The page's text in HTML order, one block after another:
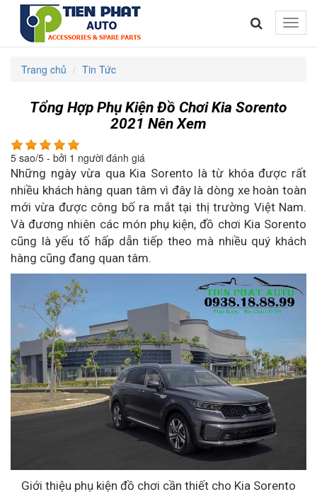
Toggle
Trang chủ Tin Tức
Tổng Hợp Phụ Kiện Đồ Chơi Kia Sorento
2021 Nên Xem
5 sao/5 - bởi 1 người đánh giá
Những ngày vừa qua Kia Sorento là từ khóa được rất
nhiều khách hàng quan tâm vì đây là dòng xe hoàn toàn
mới vừa được công bố ra mắt tại thị trường Việt Nam.
Và đương nhiên các món phụ kiện, đồ chơi Kia Sorento
cũng là yếu tố hấp dẫn tiếp theo mà nhiều quý khách
hàng cũng đang quan tâm.
Giới thiệu phụ kiện đồ chơi cần thiết cho Kia Sorento